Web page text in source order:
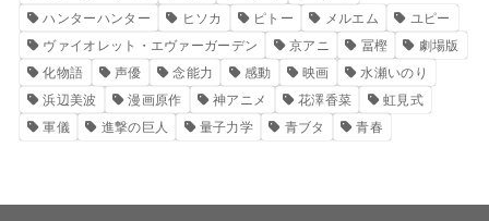
ハンターハンター
ヒソカ ピトー メルエム
ユピー
ヴァイオレット・エヴァーガーデン
京アニ 冨樫
劇場版
化物語
声優 念能力 感動 映画
水瀬いのり
浜辺美波
漫画原作 神アニメ 花澤香菜
虹見式
軍儀
進撃の巨人 量子力学 青ブタ 青春